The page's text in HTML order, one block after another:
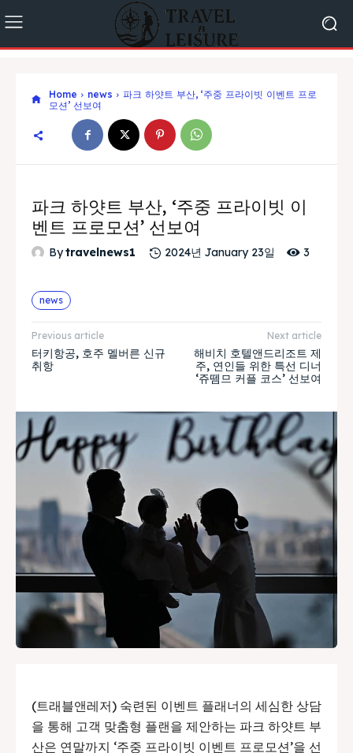
Home news
파크 하얏트 부산, ‘주중 프라이빗 이벤트 프로
모션’ 선보여
파크 하얏트 부산, ‘주중 프라이빗 이
벤트 프로모션’ 선보여
Bytravelnews1 2024년 January 23일 3
news
Previous article
터키항공, 호주 멜버른 신규
취항
Next article
해비치 호텔앤드리조트 제
주, 연인들 위한 특선 디너
‘쥬뗌므 커플 코스’ 선보여
(트래블앤레저) 숙련된 이벤트 플래너의 세심한 상담
을 통해 고객 맞춤형 플랜을 제안하는 파크 하얏트 부
산은 연말까지 ‘주중 프라이빗 이벤트 프로모션’을 선